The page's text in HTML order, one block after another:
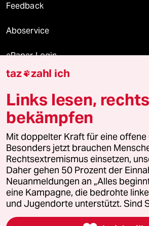
Feedback
Aboservice
ePaper Login
Downloads für Abonnierende
© 2026 taz Verlags und Vertriebs GmbH
Alle Rechte vorbehalten. Bei rechtlichen Fragen
wenden Sie sich bitte an
lizenzen@taz.de
Feedback Redaktionsstatut
Leitlinie Informant Datenschutz
taz zahl ich
Links lesen, rechts
bekämpfen
Mit doppelter Kraft für eine offene
Besonders jetzt brauchen
Rechtsextremismus einsetzen,
Daher gehen 50 Prozent der
Neuanmeldungen an „Alles
eine Kampagne, die bedrohte
und Jugendorte unterstützt. Sind